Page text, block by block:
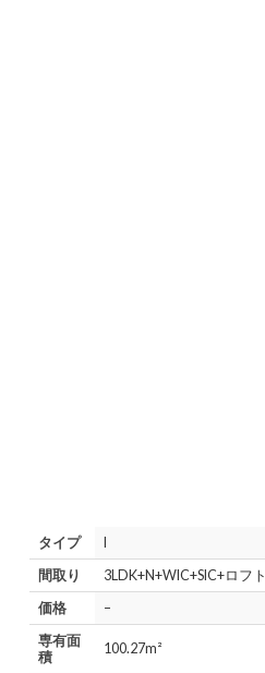
タイプ
間取り
3LDK+N+WIC+SIC+ロフト
価格
–
専有面
積
100.27m²